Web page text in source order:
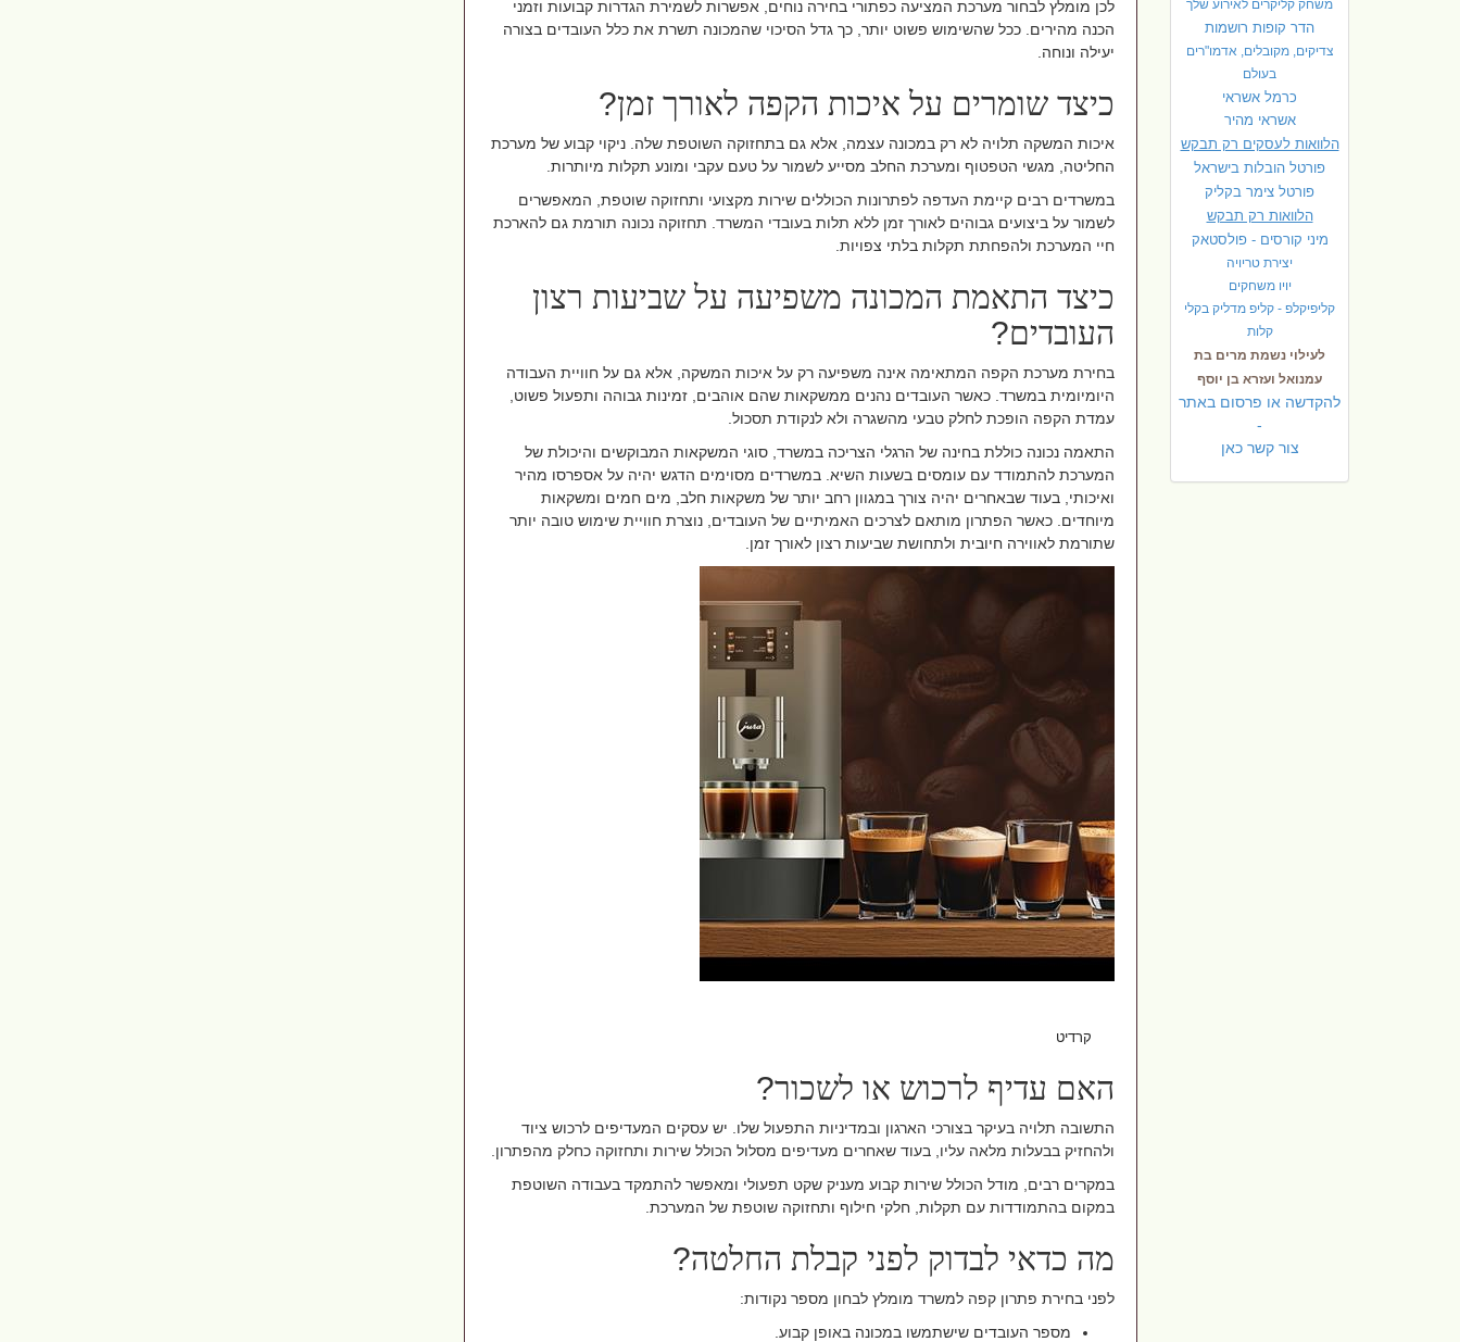
משחק קליקרים לאירוע שלך
הדר קופות רושמות
צדיקים, מקובלים, אדמו"רים
בעולם
כרמל אשראי
אשראי מהיר
הלוואות לעסקים רק תבקש
פורטל הובלות בישראל
פורטל צימר בקליק
הלוואות רק תבקש
מיני קורסים - פולסטאק
יצירת טריויה
יויו משחקים
קליפיקלפ - קליפ מדליק בקלי
קלות
לעילוי נשמת מרים בת
עמנואל ועזרא בן יוסף
להקדשה או פרסום באתר
-
צור קשר כאן
לכן מומלץ לבחור מערכת המציעה כפתורי בחירה נוחים, אפשרות לשמירת הגדרות קבועות וזמני
הכנה מהירים. ככל שהשימוש פשוט יותר, כך גדל הסיכוי שהמכונה תשרת את כלל העובדים בצורה
יעילה ונוחה
כיצד שומרים על איכות הקפה לאורך זמן?
איכות המשקה תלויה לא רק במכונה עצמה, אלא גם בתחזוקה השוטפת שלה. ניקוי קבוע של מערכת
החליטה, מגשי הטפטוף ומערכת החלב מסייע לשמור על טעם עקבי ומונע תקלות מיותרות
במשרדים רבים קיימת העדפה לפתרונות הכוללים שירות מקצועי ותחזוקה שוטפת, המאפשרים
לשמור על ביצועים גבוהים לאורך זמן ללא תלות בעובדי המשרד. תחזוקה נכונה תורמת גם להארכת
חיי המערכת ולהפחתת תקלות בלתי צפויות
כיצד התאמת המכונה משפיעה על שביעות רצון
העובדים?
בחירת מערכת הקפה המתאימה אינה משפיעה רק על איכות המשקה, אלא גם על חוויית העבודה
היומיומית במשרד. כאשר העובדים נהנים ממשקאות שהם אוהבים, זמינות גבוהה ותפעול פשוט,
עמדת הקפה הופכת לחלק טבעי מהשגרה ולא לנקודת תסכול
התאמה נכונה כוללת בחינה של הרגלי הצריכה במשרד, סוגי המשקאות המבוקשים והיכולת של
המערכת להתמודד עם עומסים בשעות השיא. במשרדים מסוימים הדגש יהיה על אספרסו מהיר
ואיכותי, בעוד שבאחרים יהיה צורך במגוון רחב יותר של משקאות חלב, מים חמים ומשקאות
מיוחדים. כאשר הפתרון מותאם לצרכים האמיתיים של העובדים, נוצרת חוויית שימוש טובה יותר
שתורמת לאווירה חיובית ולתחושת שביעות רצון לאורך זמן
האם עדיף לרכוש או לשכור?
התשובה תלויה בעיקר בצורכי הארגון ובמדיניות התפעול שלו. יש עסקים המעדיפים לרכוש ציוד
ולהחזיק בבעלות מלאה עליו, בעוד שאחרים מעדיפים מסלול הכולל שירות ותחזוקה כחלק מהפתרון
במקרים רבים, מודל הכולל שירות קבוע מעניק שקט תפעולי ומאפשר להתמקד בעבודה השוטפת
במקום בהתמודדות עם תקלות, חלקי חילוף ותחזוקה שוטפת של המערכת
מה כדאי לבדוק לפני קבלת החלטה?
לפני בחירת פתרון קפה למשרד מומלץ לבחון מספר נקודות:
מספר העובדים שישתמשו במכונה באופן קבוע